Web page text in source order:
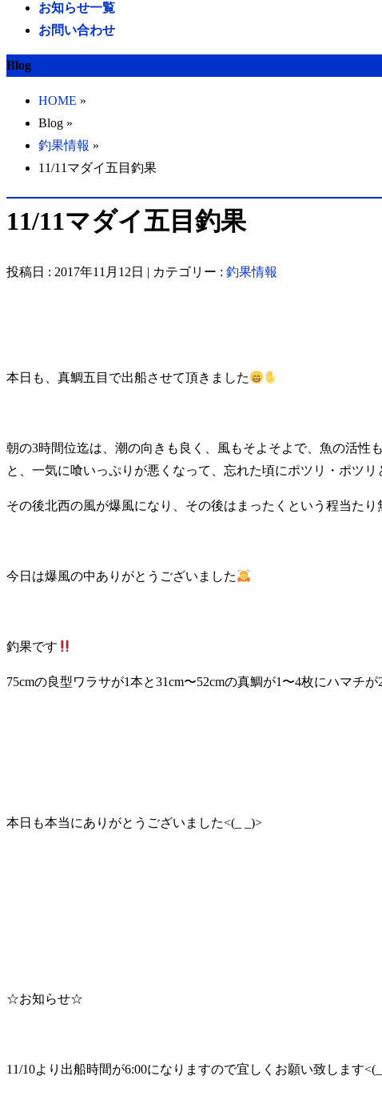
お知らせ一覧
お問い合わせ
Blog
HOME »
Blog »
釣果情報 »
11/11マダイ五目釣果
11/11マダイ五目釣果
投稿日 : 2017年11月12日 | カテゴリー : 釣果情報
本日も、真鯛五目で出船させて頂きました
朝の3時間位迄は、潮の向きも良く、風もそよそよで、魚の活性
と、一気に喰いっぷりが悪くなって、忘れた頃にポツリ・ポツリ
その後北西の風が爆風になり、その後はまったくという程当た
今日は爆風の中ありがとうございました
釣果です
75cmの良型ワラサが1本と31cm〜52cmの真鯛が1〜4枚にハマチ
本日も本当にありがとうございました<(_ _)>
☆お知らせ☆
11/10より出船時間が6:00になりますので宜しくお願い致します